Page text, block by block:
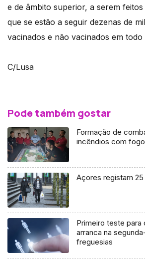
e de âmbito superior, a serem
que se estão a seguir dezenas de
vacinados e não vacinados em todo
C/Lusa
Pode também gostar
Formação de
incêndios com
Açores registam
Primeiro teste para
arranca na
freguesias